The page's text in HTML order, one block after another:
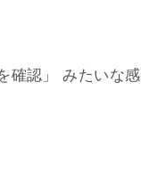
確認」 みたいな感